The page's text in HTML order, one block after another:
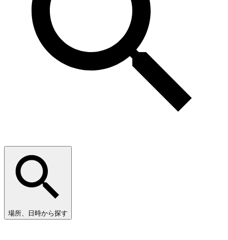
場所、日時から探す